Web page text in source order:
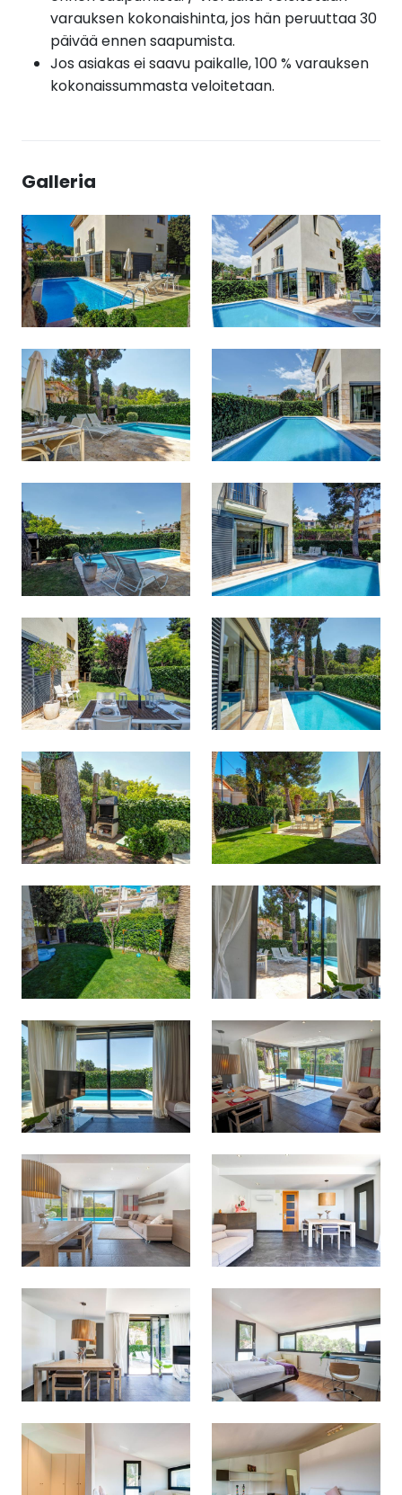
varauksen kokonaishinta, jos hän peruuttaa 30
päivää ennen saapumista.
Jos asiakas ei saavu paikalle, 100 % varauksen
kokonaissummasta veloitetaan.
Galleria